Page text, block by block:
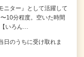
ニター』として活躍して
10分程度。空いた時間
いろん…
のうちに受け取れま